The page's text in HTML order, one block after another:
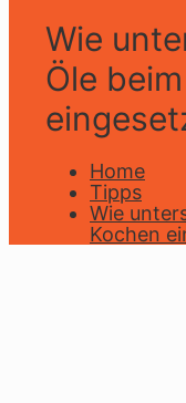
Wie
Öle
Home
Tipps
Wie
Kochen